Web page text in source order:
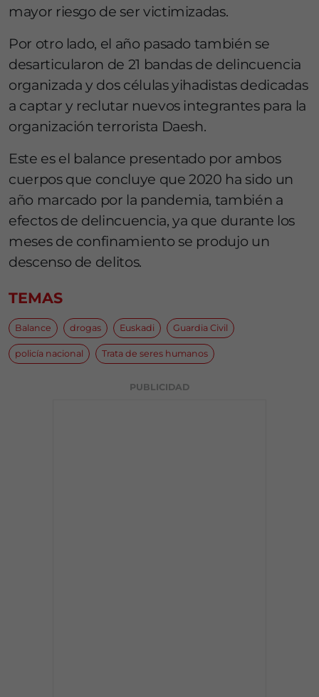
mayor riesgo de ser victimizadas.
Por otro lado, el año pasado también se
desarticularon de 21 bandas de delincuencia
organizada y dos células yihadistas dedicadas
a captar y reclutar nuevos integrantes para la
organización terrorista Daesh.
Este es el balance presentado por ambos
cuerpos que concluye que 2020 ha sido un
año marcado por la pandemia, también a
efectos de delincuencia, ya que durante los
meses de confinamiento se produjo un
descenso de delitos.
TEMAS
Balance drogas Euskadi Guardia Civil
policía nacional Trata de seres humanos
PUBLICIDAD